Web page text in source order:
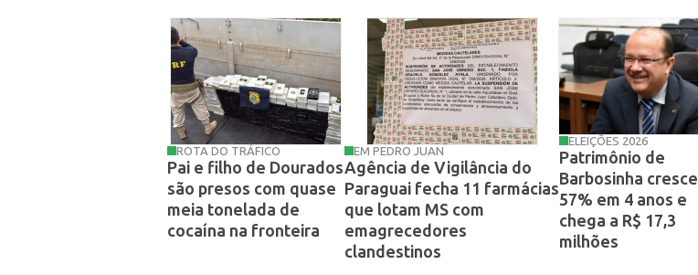
ROTA DO TRÁFICO
Pai e filho de Dourados
são presos com quase
meia tonelada de
cocaína na fronteira
EM PEDRO JUAN
Agência de Vigilância do
Paraguai fecha 11 farmácias
que lotam MS com
emagrecedores
clandestinos
ELEIÇÕES 2026
Patrimônio de
Barbosinha cresce
57% em 4 anos e
chega a R$ 17,3
milhões